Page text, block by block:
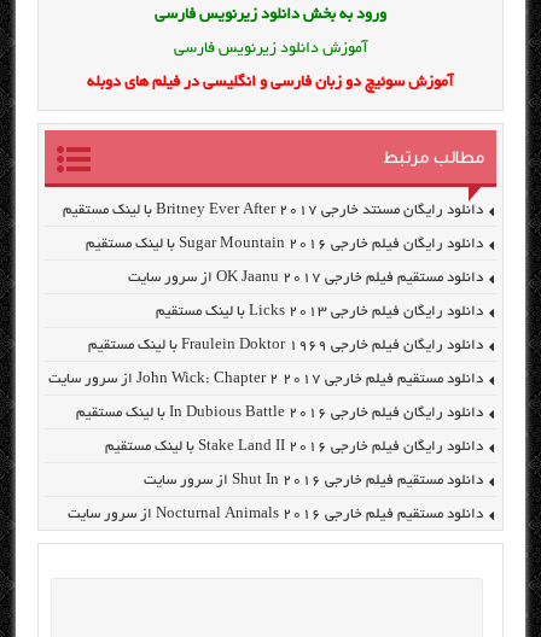
ورود به بخش دانلود زیرنویس فارسی
آموزش دانلود زیرنویس فارسی
آموزش سوئیچ دو زبان فارسی و انگلیسی در فیلم های دوبله
مطالب مرتبط
دانلود رایگان مسنتد خارجی Britney Ever After 2017 با لینک مستقیم
دانلود رایگان فیلم خارجی Sugar Mountain 2016 با لینک مستقیم
دانلود مستقیم فیلم خارجی OK Jaanu 2017 از سرور سایت
دانلود رایگان فیلم خارجی Licks 2013 با لینک مستقیم
دانلود رایگان فیلم خارجی Fraulein Doktor 1969 با لینک مستقیم
دانلود مستقیم فیلم خارجی John Wick: Chapter 2 2017 از سرور سایت
دانلود رایگان فیلم خارجی In Dubious Battle 2016 با لینک مستقیم
دانلود رایگان فیلم خارجی Stake Land II 2016 با لینک مستقیم
دانلود مستقیم فیلم خارجی Shut In 2016 از سرور سایت
دانلود مستقیم فیلم خارجی Nocturnal Animals 2016 از سرور سایت